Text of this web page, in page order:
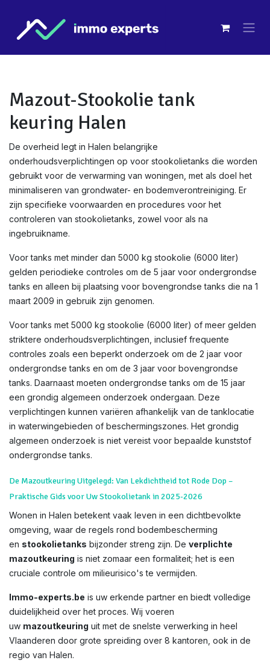
Mazout-Stookolie tank
keuring Halen
De overheid legt in Halen belangrijke
onderhoudsverplichtingen op voor stookolietanks die worden
gebruikt voor de verwarming van woningen, met als doel het
minimaliseren van grondwater- en bodemverontreiniging. Er
zijn specifieke voorwaarden en procedures voor het
controleren van stookolietanks, zowel voor als na
ingebruikname.
Voor tanks met minder dan 5000 kg stookolie (6000 liter)
gelden periodieke controles om de 5 jaar voor ondergrondse
tanks en alleen bij plaatsing voor bovengrondse tanks die na 1
maart 2009 in gebruik zijn genomen.
Voor tanks met 5000 kg stookolie (6000 liter) of meer gelden
striktere onderhoudsverplichtingen, inclusief frequente
controles zoals een beperkt onderzoek om de 2 jaar voor
ondergrondse tanks en om de 3 jaar voor bovengrondse
tanks. Daarnaast moeten ondergrondse tanks om de 15 jaar
een grondig algemeen onderzoek ondergaan. Deze
verplichtingen kunnen variëren afhankelijk van de tanklocatie
in waterwingebieden of beschermingszones. Het grondig
algemeen onderzoek is niet vereist voor bepaalde kunststof
ondergrondse tanks.
De Mazoutkeuring Uitgelegd: Van Lekdichtheid tot Rode Dop –
Praktische Gids voor Uw Stookolietank in 2025-2026
Wonen in Halen betekent vaak leven in een dichtbevolkte
omgeving, waar de regels rond bodembescherming
en stookolietanks bijzonder streng zijn. De verplichte
mazoutkeuring is niet zomaar een formaliteit; het is een
cruciale controle om milieurisico's te vermijden.
Immo-experts.be is uw erkende partner en biedt volledige
duidelijkheid over het proces. Wij voeren
uw mazoutkeuring uit met de snelste verwerking in heel
Vlaanderen door grote spreiding over 8 kantoren, ook in de
regio van Halen.